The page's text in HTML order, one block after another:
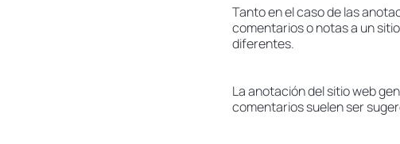
Tanto en el caso de las
comentarios o notas a un
diferentes.
La anotación del sitio web
comentarios suelen ser